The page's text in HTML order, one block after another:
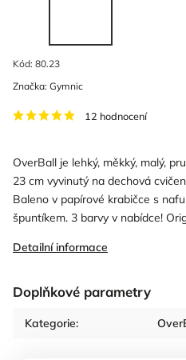
Kód: 80.23
12 hodnocení
OverBall je lehký, měkký, malý,
23 cm vyvinutý na dechová
Baleno v papírové krabičce s
špuntíkem. 3 barvy v nabídce!
Detailní informace
Doplňkové parametry
Kategorie:
Značka: Gymnic